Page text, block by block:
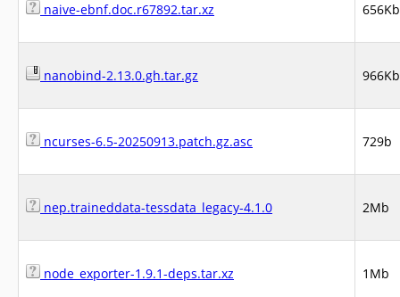
naive-ebnf.doc.r67892.tar.xz 656Kb
nanobind-2.13.0.gh.tar.gz 966Kb
ncurses-6.5-20250913.patch.gz.asc 729b
nep.traineddata-tessdata_legacy-4.1.0 2Mb
node_exporter-1.9.1-deps.tar.xz 1Mb